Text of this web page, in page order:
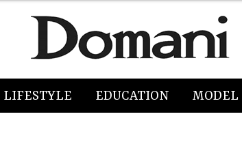
LIFESTYLE EDUCATION MODEL